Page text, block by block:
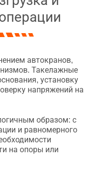
автокранов,
Такелажные
установку
напряжений на
образом: с
и равномерного
на опоры или